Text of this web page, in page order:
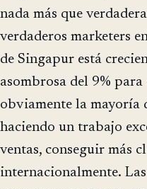
nada más que
verdaderos marketers
de Singapur está
asombrosa del 9%
obviamente la mayoría
haciendo un trabajo
ventas, conseguir más
internacionalmente.